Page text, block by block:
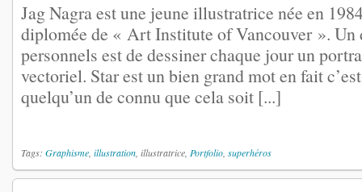
Jag Nagra est une jeune illustratrice née en
diplomée de « Art Institute of Vancouver ». Un
personnels est de dessiner chaque jour un
vectoriel. Star est un bien grand mot en fait
quelqu’un de connu que cela soit [...]
Tags: Graphisme illustration , illustratrice, Portfolio superhéros